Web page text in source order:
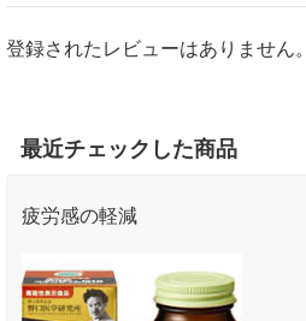
登録されたレビューはありません。
最近チェックした商品
疲労感の軽減